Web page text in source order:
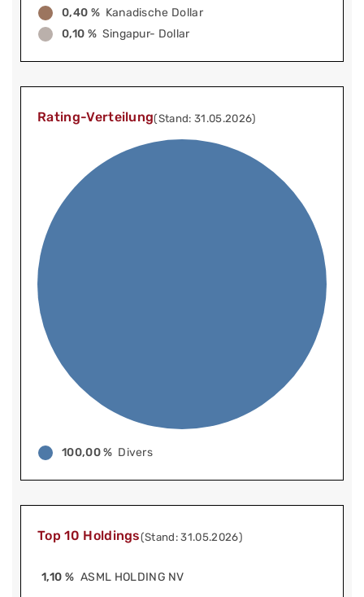
0,40 % Kanadische Dollar
0,10 % Singapur- Dollar
Rating-Verteilung(Stand: 31.05.2026)
100,00 % Divers
Top 10 Holdings(Stand: 31.05.2026)
1,10 % ASML HOLDING NV